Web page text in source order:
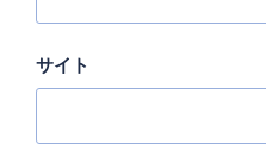
サイト